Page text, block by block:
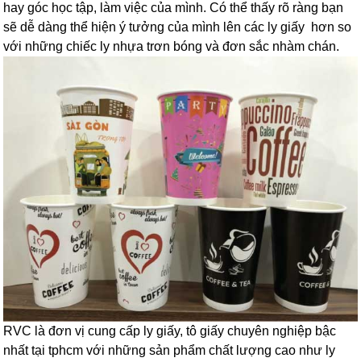
hay góc học tập, làm việc của mình. Có thể thấy rõ ràng bạn
sẽ dễ dàng thể hiện ý tưởng của mình lên các ly giấy hơn so
với những chiếc ly nhựa trơn bóng và đơn sắc nhàm chán.
RVC là đơn vị cung cấp ly giấy, tô giấy chuyên nghiệp bậc
nhất tại tphcm với những sản phẩm chất lượng cao như ly